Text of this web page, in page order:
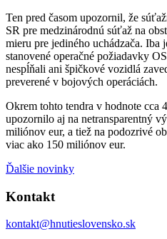
Ten pred časom upozornil, že
SR pre medzinárodnú súťaž na
mieru pre jediného uchádzača. Iba
stanovené operačné požiadavky
nespĺňali ani špičkové vozidlá
preverené v bojových operáciách.
Okrem tohto tendra v hodnote
upozornilo aj na netransparentný
miliónov eur, a tiež na podozrivé
viac ako 150 miliónov eur.
Ďalšie novinky
Kontakt
kontakt@hnutieslovensko.sk